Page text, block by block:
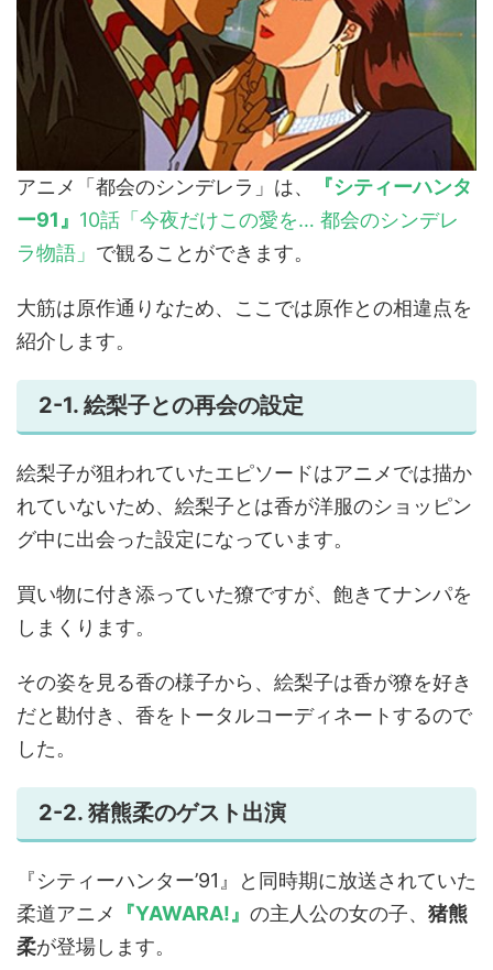
アニメ「都会のシンデレラ」は、
『シティーハンタ
ー91』 10話「今夜だけこの愛を… 都会のシンデレ
ラ物語」 で観ることができます。
大筋は原作通りなため、ここでは原作との相違点を
紹介します。
2-1. 絵梨子との再会の設定
絵梨子が狙われていたエピソードはアニメでは描か
れていないため、絵梨子とは香が洋服のショッピン
グ中に出会った設定になっています。
買い物に付き添っていた獠ですが、飽きてナンパを
しまくります。
その姿を見る香の様子から、絵梨子は香が獠を好き
だと勘付き、香をトータルコーディネートするので
した。
2-2. 猪熊柔のゲスト出演
『シティーハンター’91』と同時期に放送されていた
柔道アニメ
『YAWARA!』 の主人公の女の子、 猪熊
柔が登場します。